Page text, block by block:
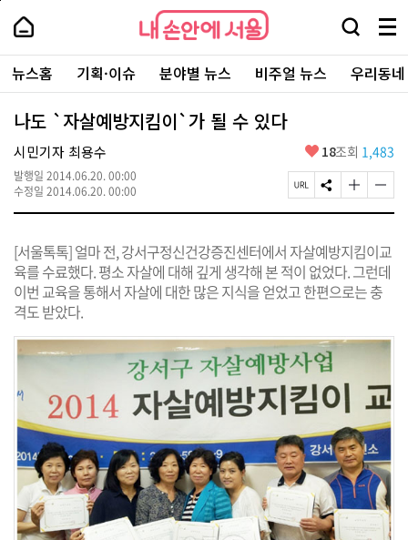
본
로
가
내
손
안
에
서
울
-
서
울
시
대
표
소
털
내
손
에
울
검
창
열
기
메
뉴
전
체
보
주
요
서
뉴스홈 기획·이슈 분야별 뉴스 비주얼 뉴스 우리동
나도 `자살예방지킴이`가 될 수 있다
시민기자 최용수
발행일 2014.06.20. 00:00
수정일 2014.06.20. 00:00
좋
요
18조회 1,483
페
이
R
L
복
사
S
N
유
하
기
글
자
크
게
변
경
기
글
자
작
게
변
경
기
[서울톡톡] 얼마 전, 강서구정신건강증진센터에서 자살예방지킴이교
육를 수료했다. 평소 자살에 대해 깊게 생각해 본 적이 없었다. 그런데
이번 교육을 통해서 자살에 대한 많은 지식을 얻었고 한편으로는 충
격도 받았다.
페
상
단
로